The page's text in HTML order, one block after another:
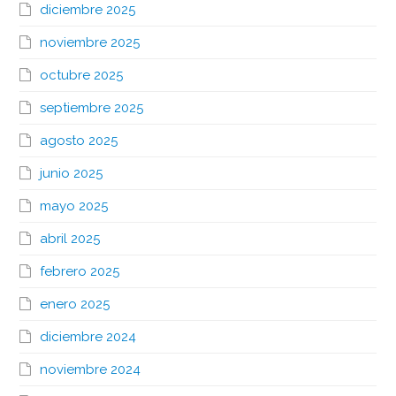
diciembre 2025
noviembre 2025
octubre 2025
septiembre 2025
agosto 2025
junio 2025
mayo 2025
abril 2025
febrero 2025
enero 2025
diciembre 2024
noviembre 2024